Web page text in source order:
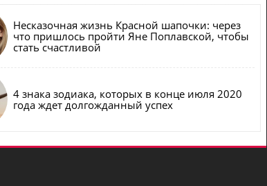
Несказочная жизнь Красной шапочки: через
что пришлось пройти Яне Поплавской, чтобы
стать счастливой
4 знака зодиака, которых в конце июля 2020
года ждет долгожданный успех